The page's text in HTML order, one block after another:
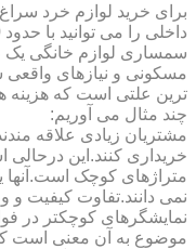
برای خرید لوازم خرد
سمساری لوازم خانگی یک
مسکونی و نیازهای
ترین علتی است که هزینه
چند مثال می آوریم:
مشتریان زیادی علاقه
خریداری کنند.این درحالی
متراژهای کوچک است.آنها
نمی دانند.تفاوت کیفیت
نمایشگرهای کوچکتر در
موضوع به آن معنی است